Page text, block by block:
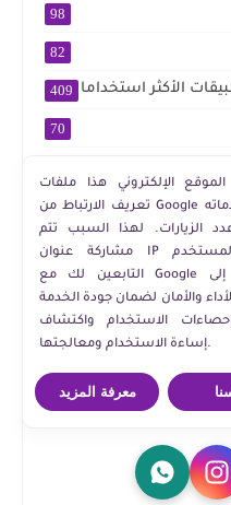
98
82
الأكثر استخداما 409
70
2
839
23
10
الإلكتروني هذا ملفات
تعريف الارتباط من Google لتقديم خدماته
الزيارات. لهذا السبب تتم
مشاركة عنوان IP ووكيل المستخدم
التابعين لك مع Google بالإضافة إلى
والأمان لضمان جودة الخدمة
الاستخدام واكتشاف
إساءة الاستخدام ومعالجتها.
معرفة المزيد